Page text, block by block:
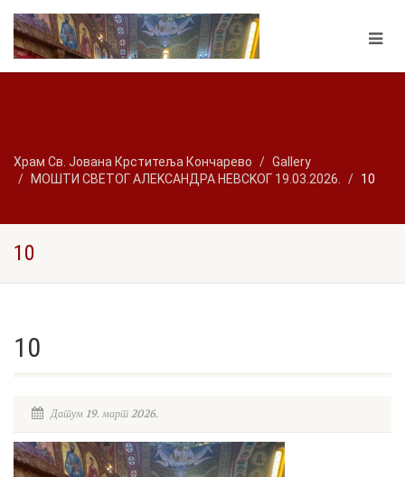
Храм Св. Јована Крститеља Кончарево
Gallery
МОШТИ СВЕТОГ АЛЕKСАНДРА НЕВСKОГ 19.03.2026.
10
10
10
Датум 19. март 2026.